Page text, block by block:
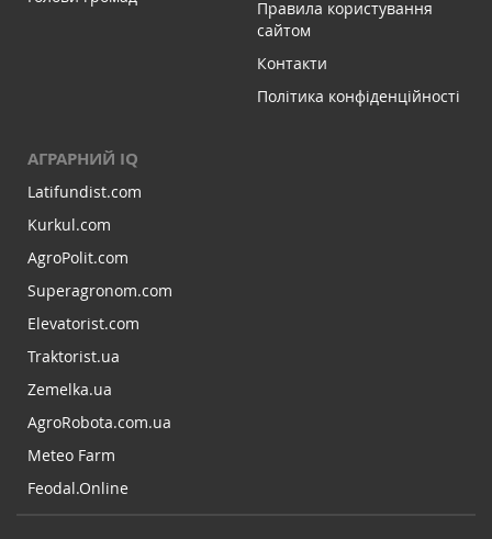
Правила користування
сайтом
Контакти
Політика конфіденційності
АГРАРНИЙ IQ
Latifundist.com
Kurkul.com
AgroPolit.com
Superagronom.com
Elevatorist.com
Traktorist.ua
Zemelka.ua
AgroRobota.com.ua
Meteo Farm
Feodal.Online